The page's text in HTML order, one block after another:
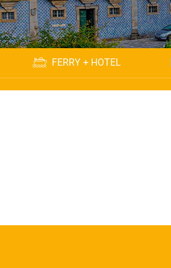
FERRY + HOTEL